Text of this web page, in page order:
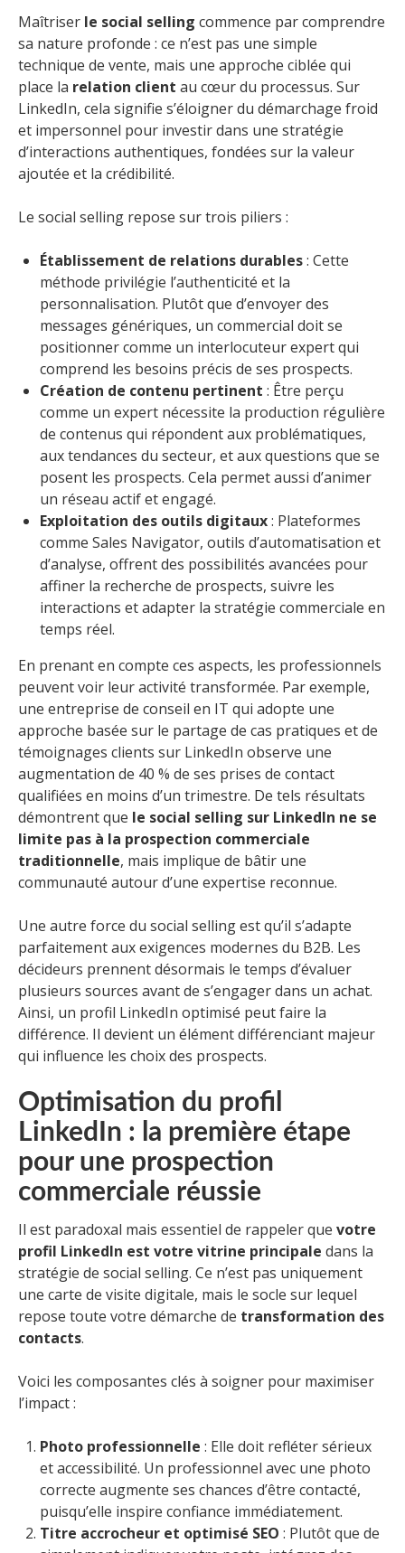
Maîtriser le social selling commence par comprendre
sa nature profonde : ce n’est pas une simple
technique de vente, mais une approche ciblée qui
place la relation client au cœur du processus. Sur
LinkedIn, cela signifie s’éloigner du démarchage froid
et impersonnel pour investir dans une stratégie
d’interactions authentiques, fondées sur la valeur
ajoutée et la crédibilité.
Le social selling repose sur trois piliers :
Établissement de relations durables: Cette
méthode privilégie l’authenticité et la
personnalisation. Plutôt que d’envoyer des
messages génériques, un commercial doit se
positionner comme un interlocuteur expert qui
comprend les besoins précis de ses prospects.
Création de contenu pertinent : Être perçu
comme un expert nécessite la production régulière
de contenus qui répondent aux problématiques,
aux tendances du secteur, et aux questions que se
posent les prospects. Cela permet aussi d’animer
un réseau actif et engagé.
Exploitation des outils digitaux: Plateformes
comme Sales Navigator, outils d’automatisation et
d’analyse, offrent des possibilités avancées pour
affiner la recherche de prospects, suivre les
interactions et adapter la stratégie commerciale en
temps réel.
En prenant en compte ces aspects, les professionnels
peuvent voir leur activité transformée. Par exemple,
une entreprise de conseil en IT qui adopte une
approche basée sur le partage de cas pratiques et de
témoignages clients sur LinkedIn observe une
augmentation de 40 % de ses prises de contact
qualifiées en moins d’un trimestre. De tels résultats
démontrent que le social selling sur LinkedIn ne se
limite pas à la prospection commerciale
traditionnelle, mais implique de bâtir une
communauté autour d’une expertise reconnue.
Une autre force du social selling est qu’il s’adapte
parfaitement aux exigences modernes du B2B. Les
décideurs prennent désormais le temps d’évaluer
plusieurs sources avant de s’engager dans un achat.
Ainsi, un profil LinkedIn optimisé peut faire la
différence. Il devient un élément différenciant majeur
qui influence les choix des prospects.
Optimisation du profil
LinkedIn : la première étape
pour une prospection
commerciale réussie
Il est paradoxal mais essentiel de rappeler que votre
profil LinkedIn est votre vitrine principale dans la
stratégie de social selling. Ce n’est pas uniquement
une carte de visite digitale, mais le socle sur lequel
repose toute votre démarche de transformation des
contacts.
Voici les composantes clés à soigner pour maximiser
l’impact :
Photo professionnelle : Elle doit refléter sérieux
et accessibilité. Un professionnel avec une photo
correcte augmente ses chances d’être contacté,
puisqu’elle inspire confiance immédiatement.
Titre accrocheur et optimisé SEO : Plutôt que de